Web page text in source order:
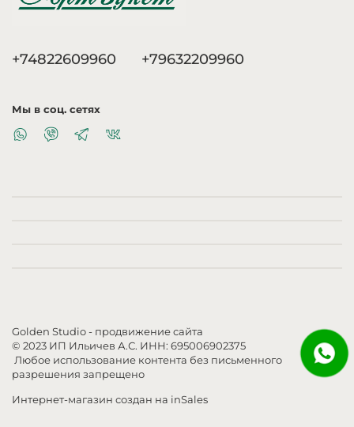
+74822609960 +79632209960
Мы в соц. сетях
Golden Studio - продвижение сайта
© 2023 ИП Ильичев А.С. ИНН: 695006902375
Любое использование контента без письменного
разрешения запрещено
Интернет-магазин создан на inSales